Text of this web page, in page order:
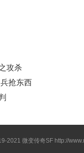
攻杀
抢东西
2021 微变传奇SF http://